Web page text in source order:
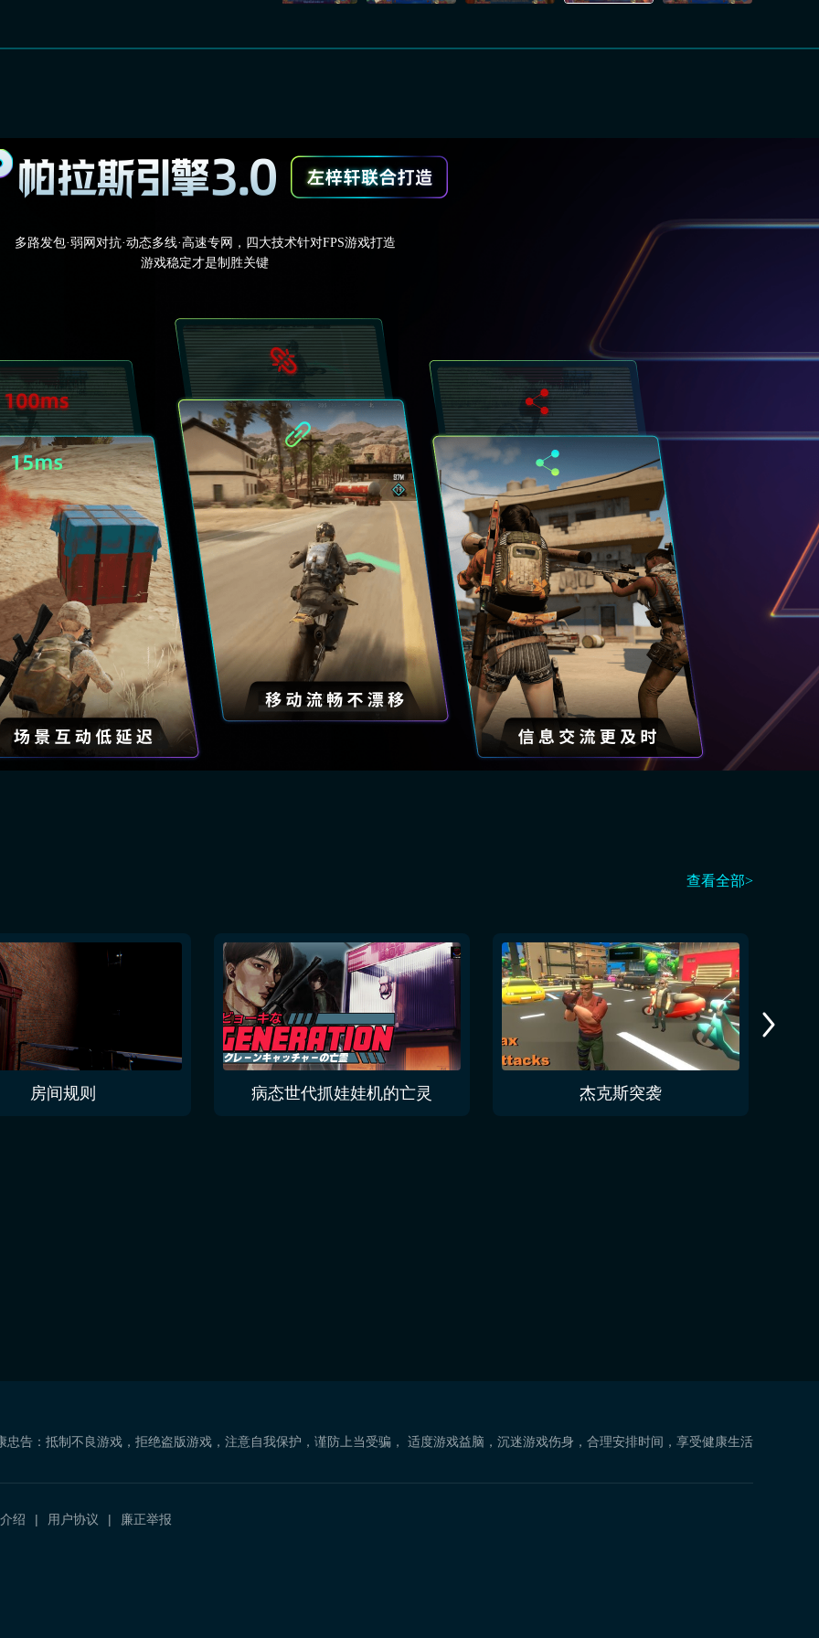
多路发包·弱网对抗·动态多线·高速专网，四大技术针对FPS游戏打造
游戏稳定才是制胜关键
查看全部>
房间规则 病态世代抓娃娃机的亡灵 杰克斯突袭
忠告：抵制不良游戏，拒绝盗版游戏，注意自我保护，谨防上当受骗， 适度游戏益脑，沉迷游戏伤身，合理安排时间，享受健康生活
绍 用户协议 廉正举报